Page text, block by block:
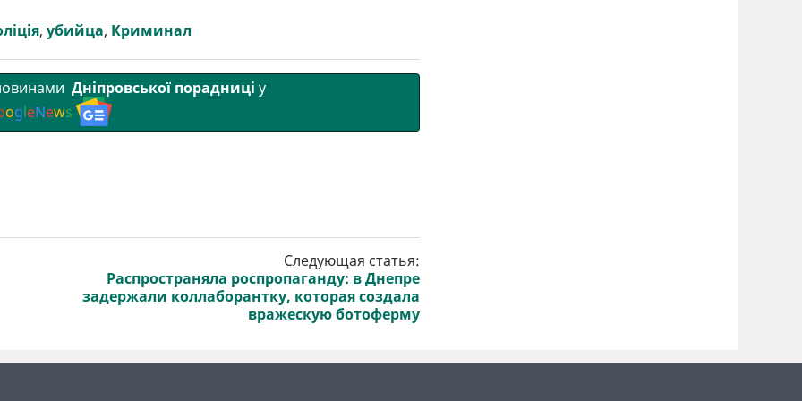
, убийца, Криминал
Дніпровської порадниці у
ogleNews
Следующая статья:
Распространяла роспропаганду: в Днепре
задержали коллаборантку, которая создала
вражескую ботоферму